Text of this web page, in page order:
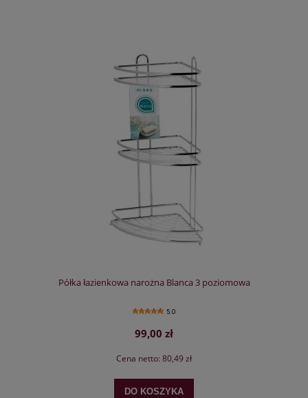
Półka łazienkowa narożna Blanca 3 poziomowa
5.0
99,00 zł
Cena netto: 80,49 zł
DO KOSZYKA